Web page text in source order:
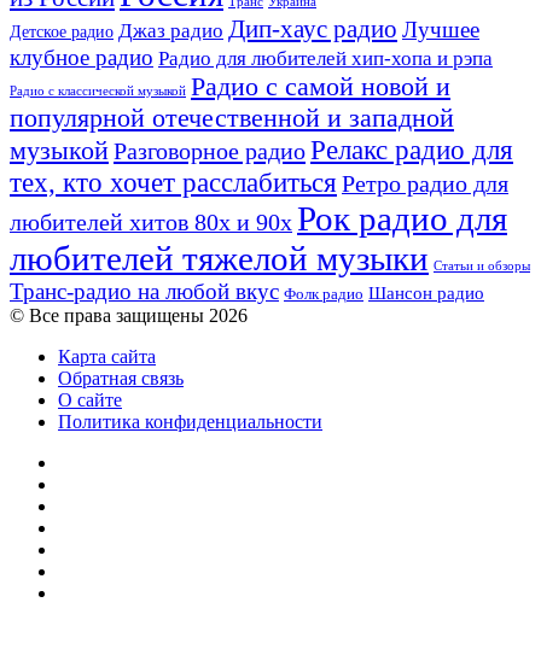
загадочного
нью-
эйджа
Детское радио Джаз радио Дип-хаус радио Лучшее
клубное радио Радио для любителей хип-хопа и рэпа
Радио с классической музыкой Радио с самой новой и
популярной отечественной и западной
музыкойРазговорное радиоРелакс радио для
тех, кто хочет расслабиться Ретро радио для
любителей хитов 80х и 90хРок радио для
любителей тяжелой музыки Статьи и обзоры
Транс-радио на любой вкус Фолк радио Шансон радио
© Все права защищены 2026
Карта сайта
Обратная связь
О сайте
Политика конфиденциальности